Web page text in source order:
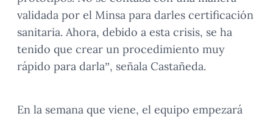
validada por el Minsa para darles certificación
sanitaria. Ahora, debido a esta crisis, se ha
tenido que crear un procedimiento muy
rápido para darla”, señala Castañeda.
En la semana que viene, el equipo empezará